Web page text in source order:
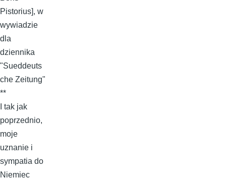
Pistorius], w
wywiadzie
dla
dziennika
"Sueddeuts
che Zeitung"
**
I tak jak
poprzednio,
moje
uznanie i
sympatia do
Niemiec